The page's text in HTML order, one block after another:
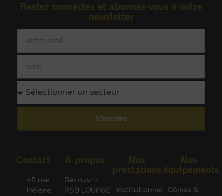
Restez connectés et abonnez-vous à notre
newsletter
S'inscrire
Contact
45 rue
Hélène
A propos
Découvrir
PSB LOUNGE
Nos
prestations
Institutionnel
Nos
équipements
Dômes &